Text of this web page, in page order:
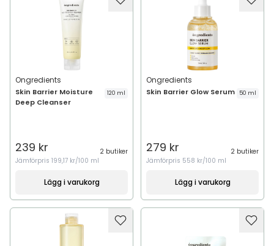
Ongredients
Skin Barrier Moisture
Deep Cleanser
120 ml
239 kr
2 butiker
Jämförpris 199,17 kr/100 ml
Lägg i varukorg
Ongredients
Skin Barrier Glow Serum 50 ml
279 kr
2 butiker
Jämförpris 558 kr/100 ml
Lägg i varukorg